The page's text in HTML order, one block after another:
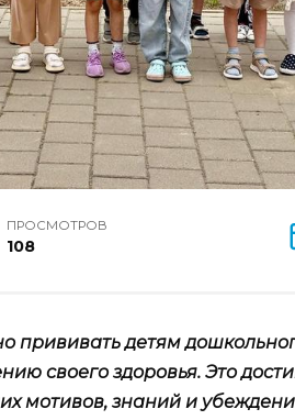
ПРОСМОТРОВ
108
прививать детям
своего здоровья. Это
мотивов, знаний и